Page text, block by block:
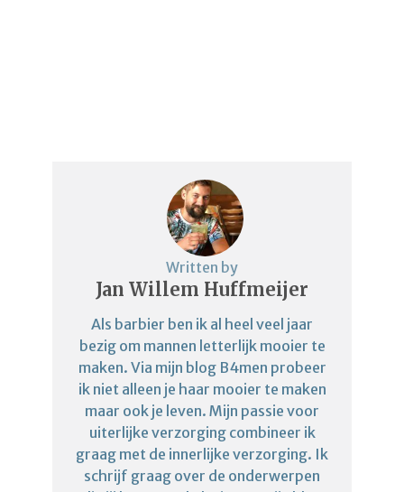
Written by
Jan Willem Huffmeijer
Als barbier ben ik al heel veel jaar
bezig om mannen letterlijk mooier te
maken. Via mijn blog B4men probeer
ik niet alleen je haar mooier te maken
maar ook je leven. Mijn passie voor
uiterlijke verzorging combineer ik
graag met de innerlijke verzorging. Ik
schrijf graag over de onderwerpen